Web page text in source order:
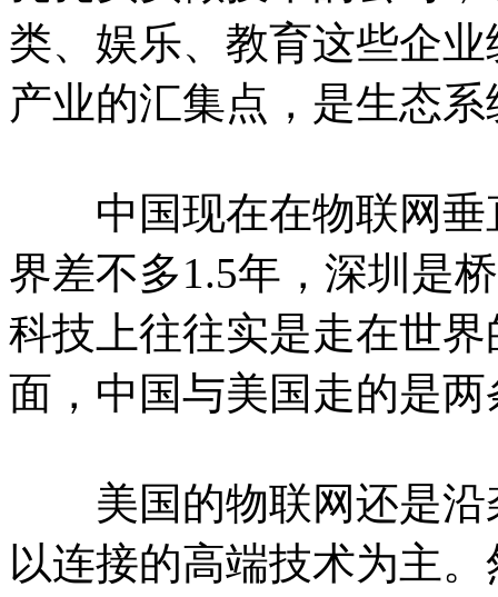
类、娱乐、教育这些企
产业的汇集点，是生态
中国现在在物联网垂
界差不多1.5年，深圳是
科技上往往实是走在世
面，中国与美国走的是
美国的物联网还是沿
以连接的高端技术为主